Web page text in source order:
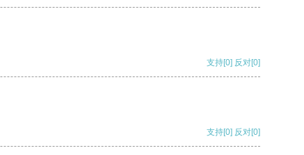
支持[0] 反对[0]
支持[0] 反对[0]